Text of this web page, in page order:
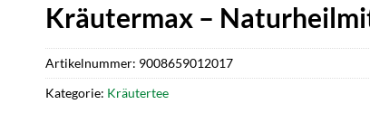
Kräutermax –
Artikelnummer: 9008659012017
Kategorie: Kräutertee